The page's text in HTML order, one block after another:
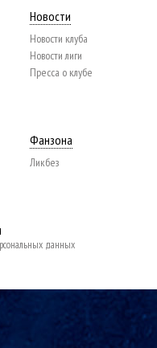
Новости
Новости клуба
Новости лиги
Пресса о клубе
Фанзона
Ликбез
данных